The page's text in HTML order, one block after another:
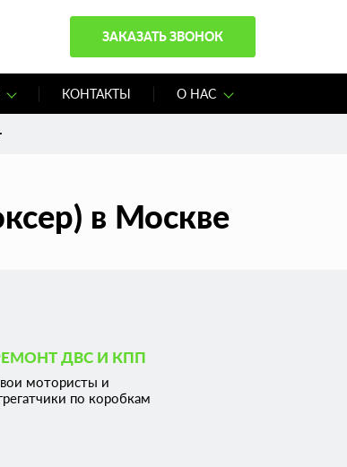
ЗАКАЗАТЬ ЗВОНОК
КОНТАКТЫ О НАС
в Москве
ДВС И КПП
мотористы и
по коробкам